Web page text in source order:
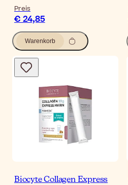
Preis
€ 24,85
Warenkorb
Biocyte Collagen Express